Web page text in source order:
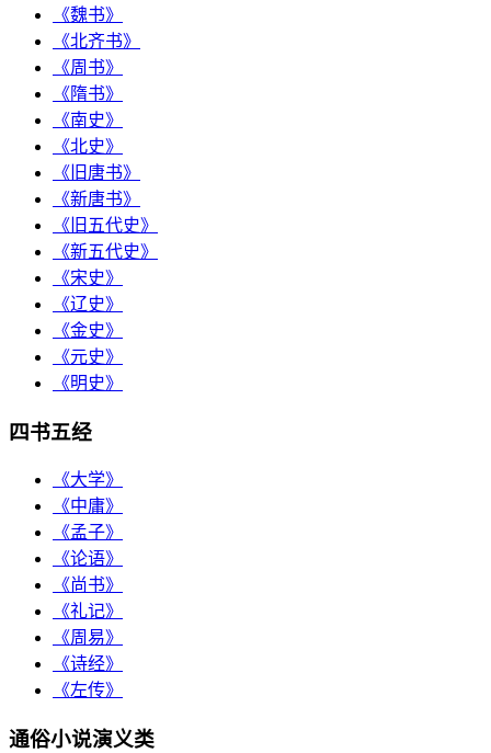
《魏书》
《北齐书》
《周书》
《隋书》
《南史》
《北史》
《旧唐书》
《新唐书》
《旧五代史》
《新五代史》
《宋史》
《辽史》
《金史》
《元史》
《明史》
四书五经
《大学》
《中庸》
《孟子》
《论语》
《尚书》
《礼记》
《周易》
《诗经》
《左传》
通俗小说演义类